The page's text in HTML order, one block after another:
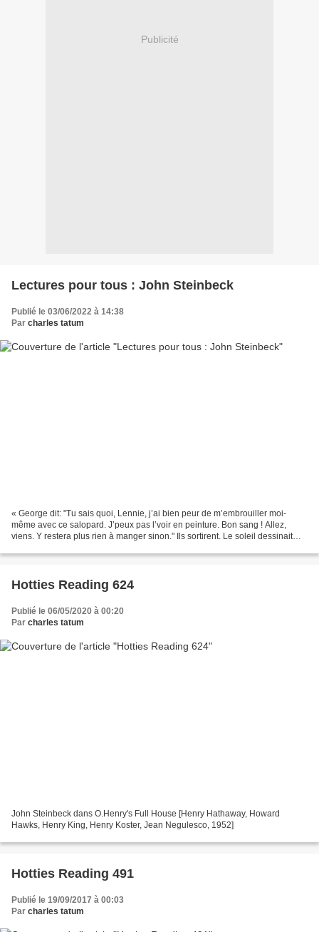
Publicité
Lectures pour tous : John Steinbeck
Publié le 03/06/2022 à 14:38
Par charles tatum
« George dit: "Tu sais quoi, Lennie, j’ai bien peur de m’embrouiller moi-
même avec ce salopard. J’peux pas l’voir en peinture. Bon sang ! Allez,
viens. Y restera plus rien à manger sinon." Ils sortirent. Le soleil dessinait
Hotties Reading 624
Publié le 06/05/2020 à 00:20
Par charles tatum
John Steinbeck dans O.Henry's Full House [Henry Hathaway, Howard
Hawks, Henry King, Henry Koster, Jean Negulesco, 1952]
Hotties Reading 491
Publié le 19/09/2017 à 00:03
Par charles tatum